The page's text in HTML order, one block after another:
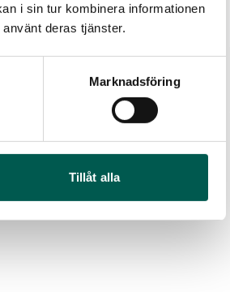
i sin tur kombinera informationen
deras tjänster.
Marknadsföring
Tillåt alla
RAMBOX KIT
Artikelnr: RA0146
1 960kr
4
Lägg i varukorg